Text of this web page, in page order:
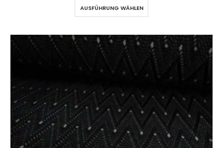
AUSFÜHRUNG WÄHLEN